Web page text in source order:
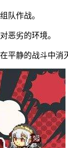
队作战。
恶劣的环境。
平静的战斗中消